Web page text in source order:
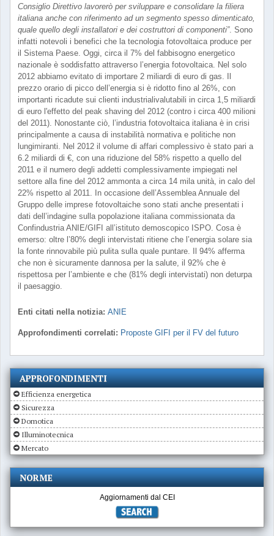
Consiglio Direttivo lavorerò per sviluppare e consolidare la filiera
italiana anche con riferimento ad un segmento spesso dimenticato,
quale quello degli installatori e dei costruttori di componenti”. Sono
infatti notevoli i benefici che la tecnologia fotovoltaica produce per
il Sistema Paese. Oggi, circa il 7% del fabbisogno energetico
nazionale è soddisfatto attraverso l’energia fotovoltaica. Nel solo
2012 abbiamo evitato di importare 2 miliardi di euro di gas. Il
prezzo orario di picco dell’energia si è ridotto fino al 26%, con
importanti ricadute sui clienti industrialivalutabili in circa 1,5 miliardi
di euro l'effetto del peak shaving del 2012 (contro i circa 400 milioni
del 2011). Nonostante ciò, l’industria fotovoltaica italiana è in crisi
principalmente a causa di instabilità normativa e politiche non
lungimiranti. Nel 2012 il volume di affari complessivo è stato pari a
6.2 miliardi di €, con una riduzione del 58% rispetto a quello del
2011 e il numero degli addetti complessivamente impiegati nel
settore alla fine del 2012 ammonta a circa 14 mila unità, in calo del
22% rispetto al 2011. In occasione dell’Assemblea Annuale del
Gruppo delle imprese fotovoltaiche sono stati anche presentati i
dati dell’indagine sulla popolazione italiana commissionata da
Confindustria ANIE/GIFI all’istituto demoscopico ISPO. Cosa è
emerso: oltre l’80% degli intervistati ritiene che l’energia solare sia
la fonte rinnovabile più pulita sulla quale puntare. Il 94% afferma
che non è sicuramente dannosa per la salute, il 92% che è
rispettosa per l’ambiente e che (81% degli intervistati) non deturpa
il paesaggio.
Enti citati nella notizia: ANIE
Approfondimenti correlati: Proposte GIFI per il FV del futuro
APPROFONDIMENTI
Efficienza energetica
Sicurezza
Domotica
Illuminotecnica
Mercato
NORME
Aggiornamenti dal CEI